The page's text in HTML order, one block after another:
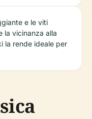
e le viti
la vicinanza alla
la rende ideale per